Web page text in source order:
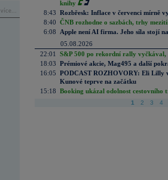
více...
knihy
8:43 Rozbřesk: Inflace v červenci mírně
8:40 ČNB rozhodne o sazbách, trhy
6:08
Apple není AI firma. Jeho síla stojí
05.08.2026
22:01
S&P 500 po rekordní rally vyčkával,
18:03 Prémiové akcie, Mag495 a další
16:05 PODCAST ROZHOVORY: Eli Lilly
Kunové teprve na začátku
15:18 Booking ukázal odolnost cestovního
1 2 3 4